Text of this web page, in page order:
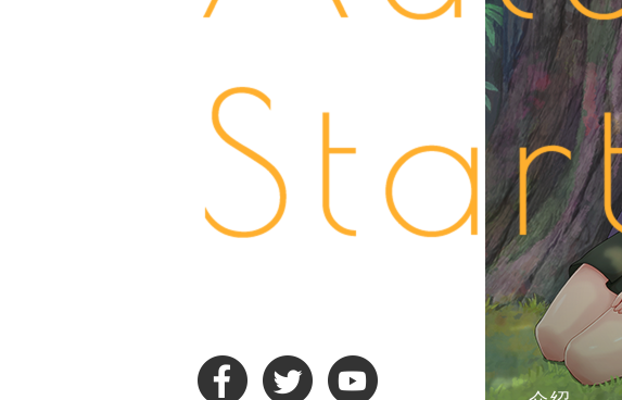
动漫
故事